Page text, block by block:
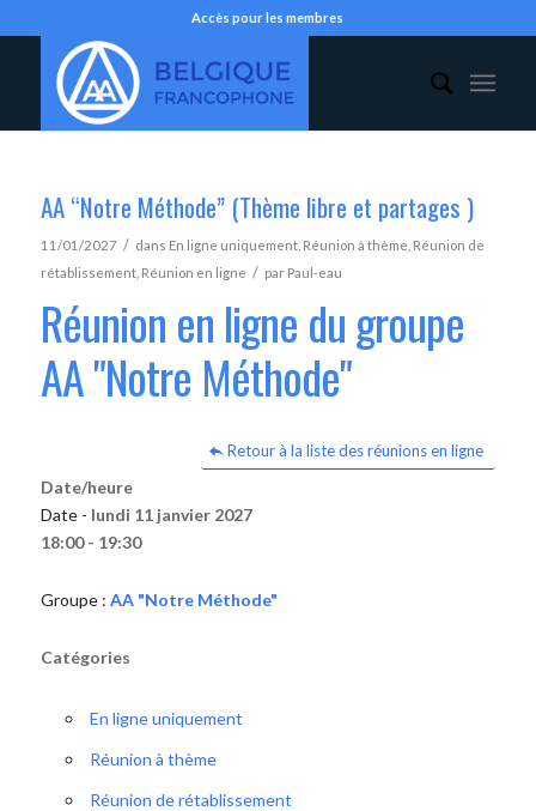
Accès pour les membres
AA “Notre Méthode” (Thème libre et partages )
11/01/2027 / dans En ligne uniquement, Réunion à thème Réunion de
rétablissement, Réunion en ligne / par Paul-eau
Réunion en ligne du groupe
AA "Notre Méthode"
Retour à la liste des réunions en ligne
Date/heure
Date - lundi 11 janvier 2027
18:00 - 19:30
Groupe : AA "Notre Méthode"
Catégories
En ligne uniquement
Réunion à thème
Réunion de rétablissement